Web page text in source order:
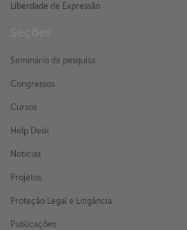
Liberdade de Expressão
Seminário de pesquisa
Congressos
Cursos
Help Desk
Notícias
Projetos
Proteção Legal e Litigância
Publicações